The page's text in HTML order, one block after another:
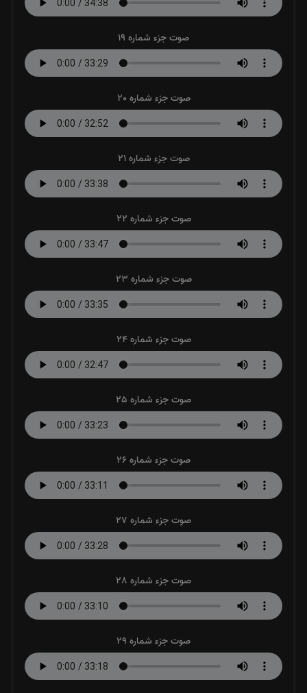
صوت جزء شماره 19
صوت جزء شماره 20
صوت جزء شماره 21
صوت جزء شماره 22
صوت جزء شماره 23
صوت جزء شماره 24
صوت جزء شماره 25
صوت جزء شماره 26
صوت جزء شماره 27
صوت جزء شماره 28
صوت جزء شماره 29